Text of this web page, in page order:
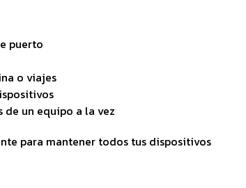
puerto
o viajes
un equipo a la vez
para mantener todos tus dispositivos